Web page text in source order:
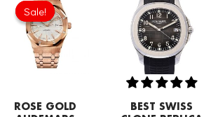
Sale!
Sale!
ROSE GOLD
price
was:
£301.00.
BEST SWISS